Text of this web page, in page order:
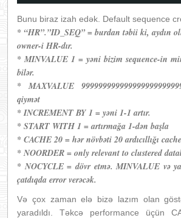
Bunu biraz izah edək. Default sequence
* “HR”.”ID_SEQ” = burdan təbii ki, aydın
owner-i HR-dır.
* MINVALUE 1 = yəni bizim sequence-in
bilər.
* MAXVALUE
qiymət
* INCREMENT BY 1 = yəni 1-1 artır.
* START WITH 1 = artırmağa 1-dən başla
* CACHE 20 = hər növbəti 20 ardıcıllığı
* NOORDER = only relevant to clustered
* NOCYCLE = dövr etmə. MINVALUE və
çatdıqda error verəcək.
Və çox zaman elə bizə lazım olan
yaradıldı. Təkcə performance üçün